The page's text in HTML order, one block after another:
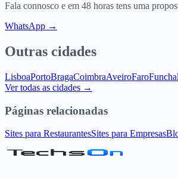
Fala connosco e em 48 horas tens uma
WhatsApp →
Outras cidades
LisboaPortoBragaCoimbraAveiroFaroFunchal
Ver todas as cidades →
Páginas relacionadas
Sites para RestaurantesSites para Empresas